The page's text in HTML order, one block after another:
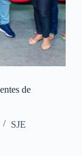
de
SJE